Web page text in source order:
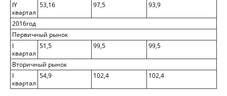
IY
квартал
53,16 97,5 93,9
2016год
Первичный рынок
I
квартал
51,5 99,5 99,5
Вторичный рынок
I
квартал
54,9 102,4 102,4